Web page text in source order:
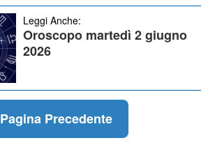
Leggi Anche:
Oroscopo martedì 2 giugno
2026
Pagina Precedente